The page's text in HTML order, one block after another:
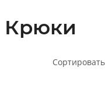
Крюки